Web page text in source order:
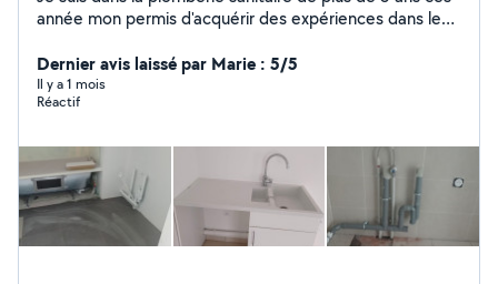
année mon permis d'acquérir des expériences dans le
prestations
Dernier avis laissé par Marie : 5/5
Il y a 1 mois
Réactif